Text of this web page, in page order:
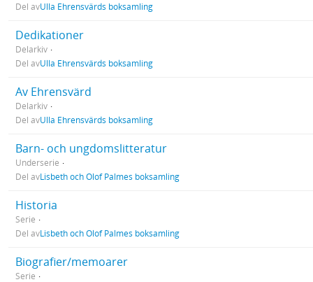
Del avUlla Ehrensvärds boksamling
Dedikationer
Delarkiv
Del avUlla Ehrensvärds boksamling
Av Ehrensvärd
Delarkiv
Del avUlla Ehrensvärds boksamling
Barn- och ungdomslitteratur
Underserie
Del avLisbeth och Olof Palmes boksamling
Historia
Serie
Del avLisbeth och Olof Palmes boksamling
Biografier/memoarer
Serie